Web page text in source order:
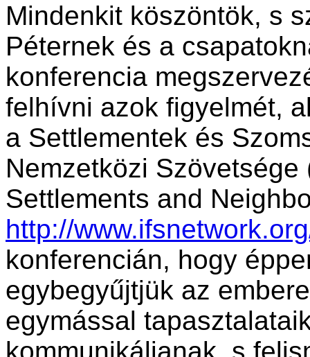
Mindenkit köszöntök, s
Péternek és a
konferencia
felhívni azok figyelmét,
a Settlementek és
Nemzetközi
Settlements and
http://
konferencián, hogy
egybegyűjtjük az
egymással